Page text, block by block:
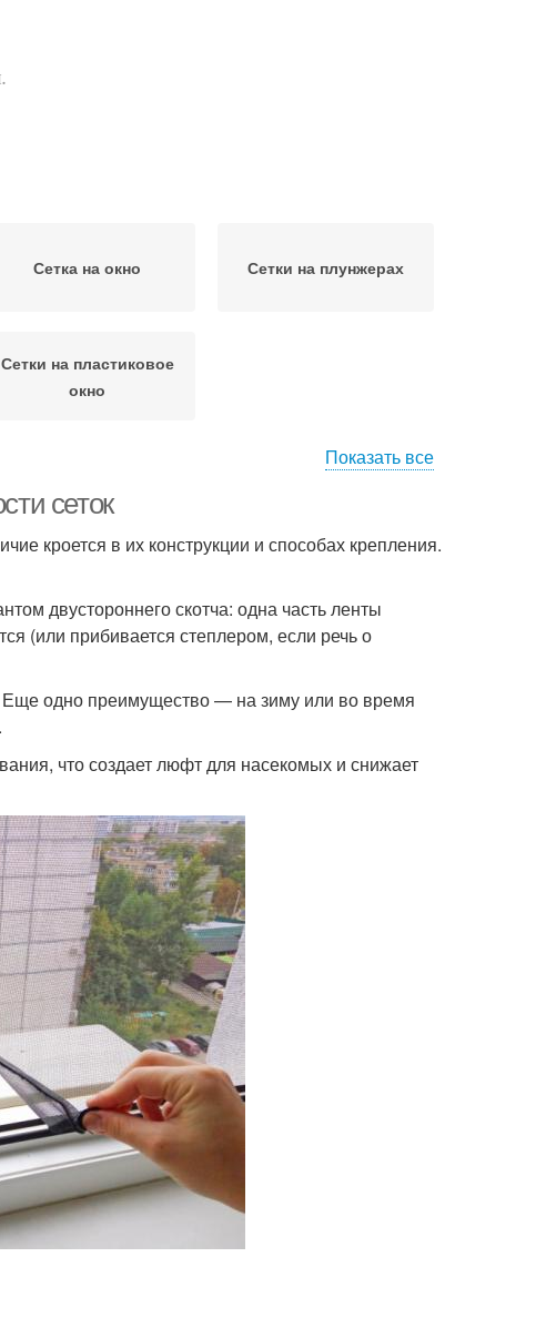
Сетка на окно Сетки на плунжерах
Сетки на пластиковое
окно
Показать все
сеток
кроется в их конструкции и способах крепления.
двустороннего скотча: одна часть ленты
(или прибивается степлером, если речь о
Еще одно преимущество — на зиму или во время
что создает люфт для насекомых и снижает